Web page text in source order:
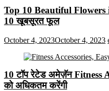
Top 10 Beautiful Flowers
10 खूबसूरत फूल
October 4, 2023October 4, 2023
10 टॉप रेटेड अमेज़ॅन Fitness
को अधिकतम करेंगी